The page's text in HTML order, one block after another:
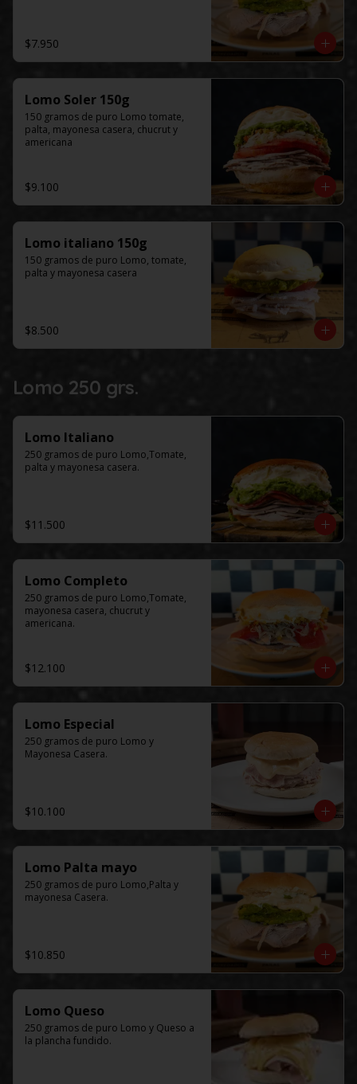
$7.950
Lomo Soler 150g
150 gramos de puro Lomo tomate,
palta, mayonesa casera, chucrut y
americana
$9.100
Lomo italiano 150g
150 gramos de puro Lomo, tomate,
palta y mayonesa casera
$8.500
Lomo 250 grs.
Lomo Italiano
250 gramos de puro Lomo,Tomate,
palta y mayonesa casera.
$11.500
Lomo Completo
250 gramos de puro Lomo,Tomate,
mayonesa casera, chucrut y
americana.
$12.100
Lomo Especial
250 gramos de puro Lomo y
Mayonesa Casera.
$10.100
Lomo Palta mayo
250 gramos de puro Lomo,Palta y
mayonesa Casera.
$10.850
Lomo Queso
250 gramos de puro Lomo y Queso a
la plancha fundido.